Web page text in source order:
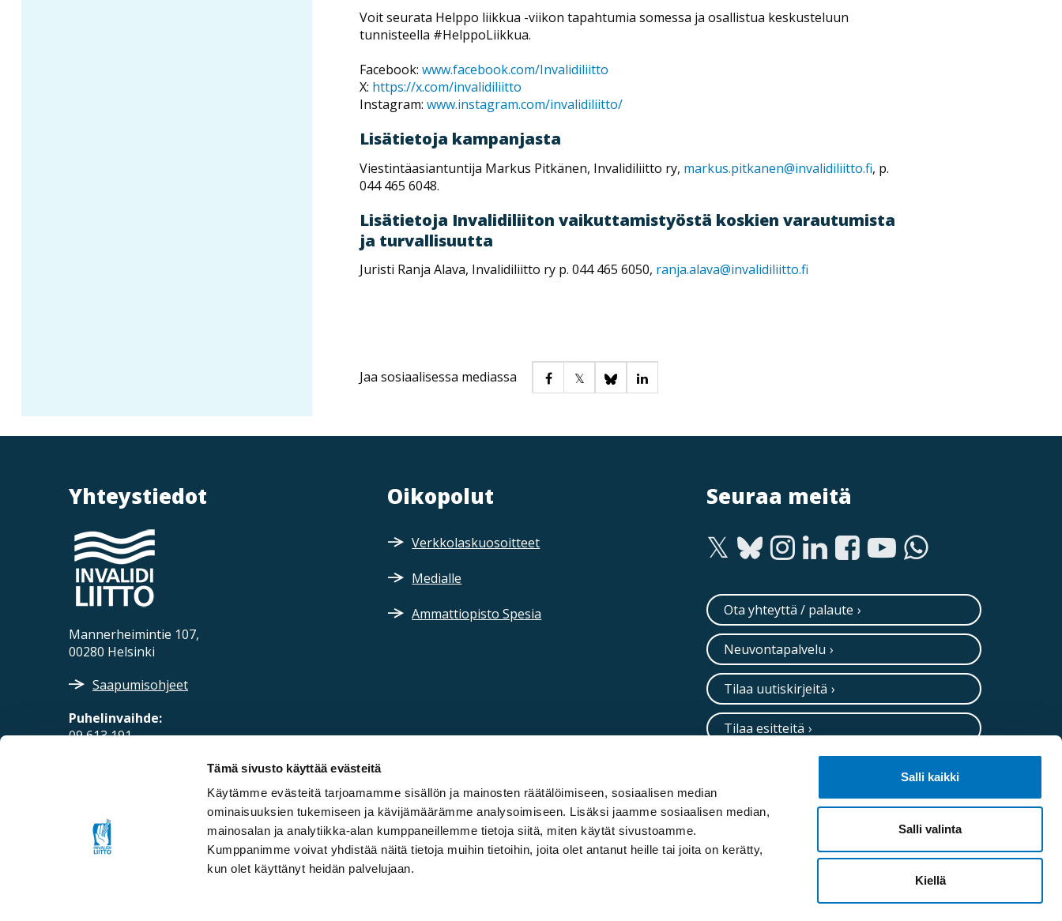
Tämä sivusto käyttää evästeitä
Käytämme evästeitä tarjoamamme sisällön ja mainosten räätälöimiseen, sosiaalisen median
ominaisuuksien tukemiseen ja kävijämäärämme analysoimiseen. Lisäksi jaamme sosiaalisen median,
mainosalan ja analytiikka-alan kumppaneillemme tietoja siitä, miten käytät sivustoamme.
Kumppanimme voivat yhdistää näitä tietoja muihin tietoihin, joita olet antanut heille tai joita on kerätty,
kun olet käyttänyt heidän palvelujaan.
Salli kaikki
Salli valinta
Kiellä
Voit seurata Helppo liikkua -viikon tapahtumia somessa ja osallistua keskusteluun
tunnisteella #HelppoLiikkua.
Facebook:www.facebook.com/Invalidiliitto
X: https://x.com/invalidiliitto
Instagram:www.instagram.com/invalidiliitto/
Lisätietoja kampanjasta
Viestintäasiantuntija Markus Pitkänen, Invalidiliitto ry, markus.pitkanen@invalidiliitto.fi, p.
044 465 6048.
Lisätietoja Invalidiliiton vaikuttamistyöstä koskien varautumista
ja turvallisuutta
Juristi Ranja Alava, Invalidiliitto ry p. 044 465 6050, ranja.alava@invalidiliitto.fi
Jaa sosiaalisessa mediassa
Yhteystiedot
Mannerheimintie 107,
00280 Helsinki
Saapumisohjeet
Puhelinvaihde:
09 613 191
Oikopolut
Verkkolaskuosoitteet
Medialle
Ammattiopisto Spesia
Seuraa meitä
Ota yhteyttä / palaute
Neuvontapalvelu
Tilaa uutiskirjeitä
Tilaa esitteitä